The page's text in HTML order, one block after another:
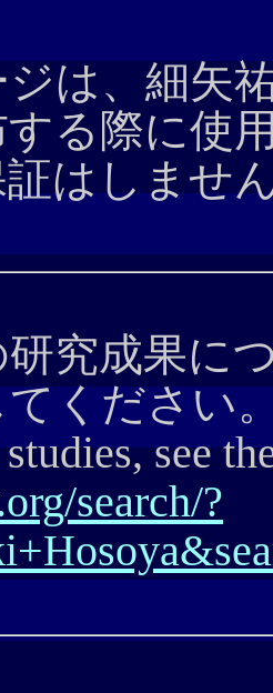
は、細矢
る際に使
はしませ
究成果に
ください
see
search/?